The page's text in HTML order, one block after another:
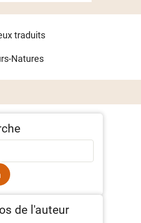
traduits
Natures
de l'auteur